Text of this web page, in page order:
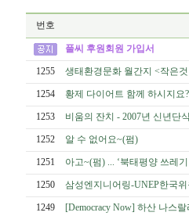
번호
풀씨 후원회원 가입서
1255 생태환경문화 월간지 <작은
1254 황제 다이어트 함께 하시지요
1253 비움의 잔치 - 2007년 신년단
1252 알 수 없어요~(펌)
1251 아고~(펌) ... ‘북태평양 쓰레
1250 삼성엔지니어링-UNEP한국
1249 [Democracy Now] 하산 나스